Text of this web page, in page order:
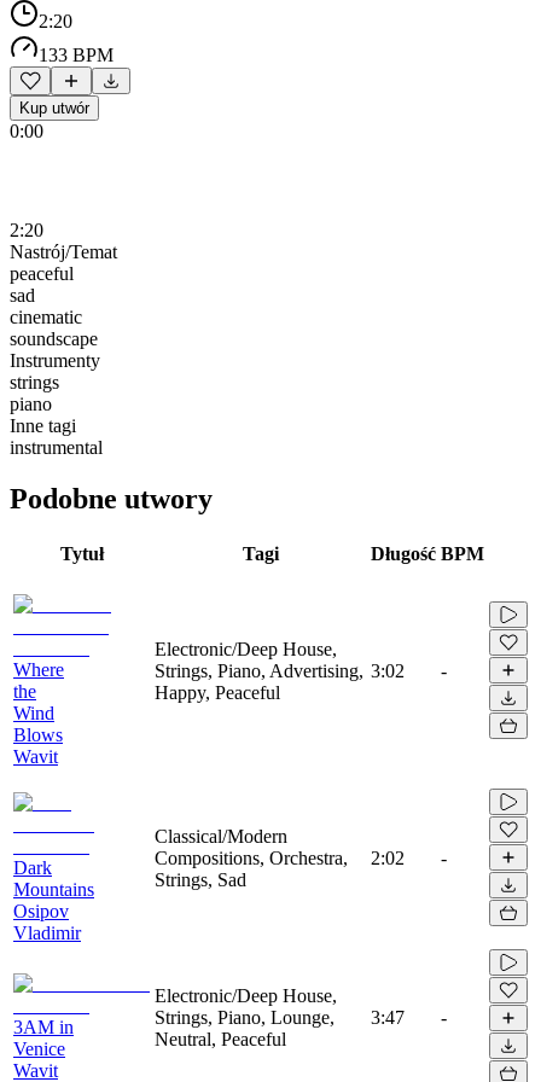
2:20
133 BPM
Kup utwór
0:00
2:20
Nastrój/Temat
peaceful
sad
cinematic
soundscape
Instrumenty
strings
piano
Inne tagi
instrumental
Podobne utwory
Tytuł Tagi Długość BPM
Where
the
Wind
Blows
Wavit
Electronic/Deep House,
Strings, Piano, Advertising,
Happy, Peaceful
3:02 -
Dark
Mountains
Osipov
Vladimir
Classical/Modern
Compositions, Orchestra,
Strings, Sad
2:02 -
3AM in
Venice
Wavit
Electronic/Deep House,
Strings, Piano, Lounge,
Neutral, Peaceful
3:47 -